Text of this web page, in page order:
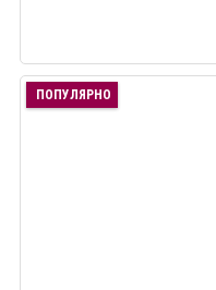
ПОПУЛЯРНО